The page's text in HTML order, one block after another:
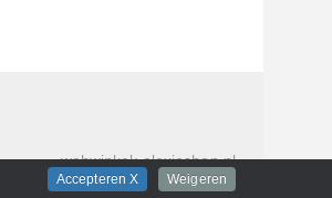
webwinkel: elexioshop.nl
Accepteren X Weigeren